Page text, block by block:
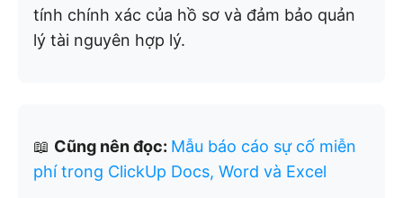
tính chính xác của hồ sơ và đảm bảo quản
lý tài nguyên hợp lý.
📖 Cũng nên đọc: Mẫu báo cáo sự cố miễn
phí trong ClickUp Docs, Word và Excel